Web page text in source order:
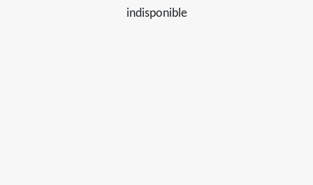
indisponible